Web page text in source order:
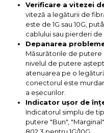
Verificare a vitezei
viteză a legăturii de
este de 1G sau 10G,
cablului sau pierderi de
Depanarea
Măsurătorile de putere
nivelul de putere
atenuarea pe o
conectorul este
a eșecurilor.
Indicator ușor de
Indicatorul simplu de
putere "Bun",